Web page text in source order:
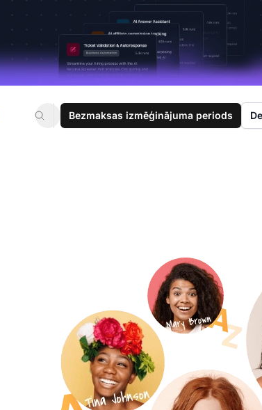
Bezmaksas izmēģinājuma periods